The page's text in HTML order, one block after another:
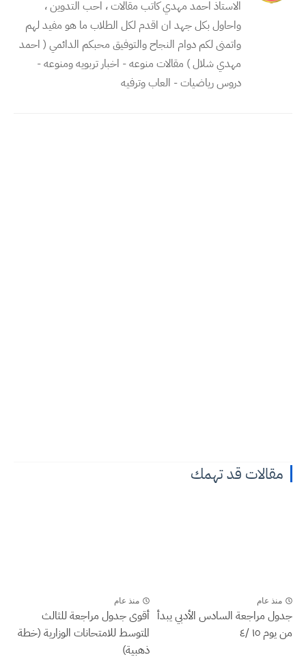
الاستاذ احمد مهدي كاتب مقالات ، احب التدوين ،
واحاول بكل جهد ان اقدم لكل الطلاب ما هو مفيد لهم
واتمنى لكم دوام النجاح والتوفيق محبكم الدائمي ( احمد
مهدي شلال ) مقالات منوعه - اخبار تربويه ومنوعه -
دروس رياضيات - العاب وترفيه
مقالات قد تهمك
منذ عام
جدول مراجعة السادس الأدبي يبدأ
من يوم ١٥ /٤
منذ عام
أقوى جدول مراجعة للثالث
المتوسط للامتحانات الوزارية (خطة
ذهبية)